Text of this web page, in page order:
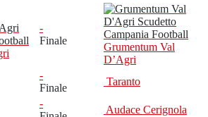
-
Finale
Grumentum Val
D’Agri
-
Finale
Taranto
-
Audace Cerignola